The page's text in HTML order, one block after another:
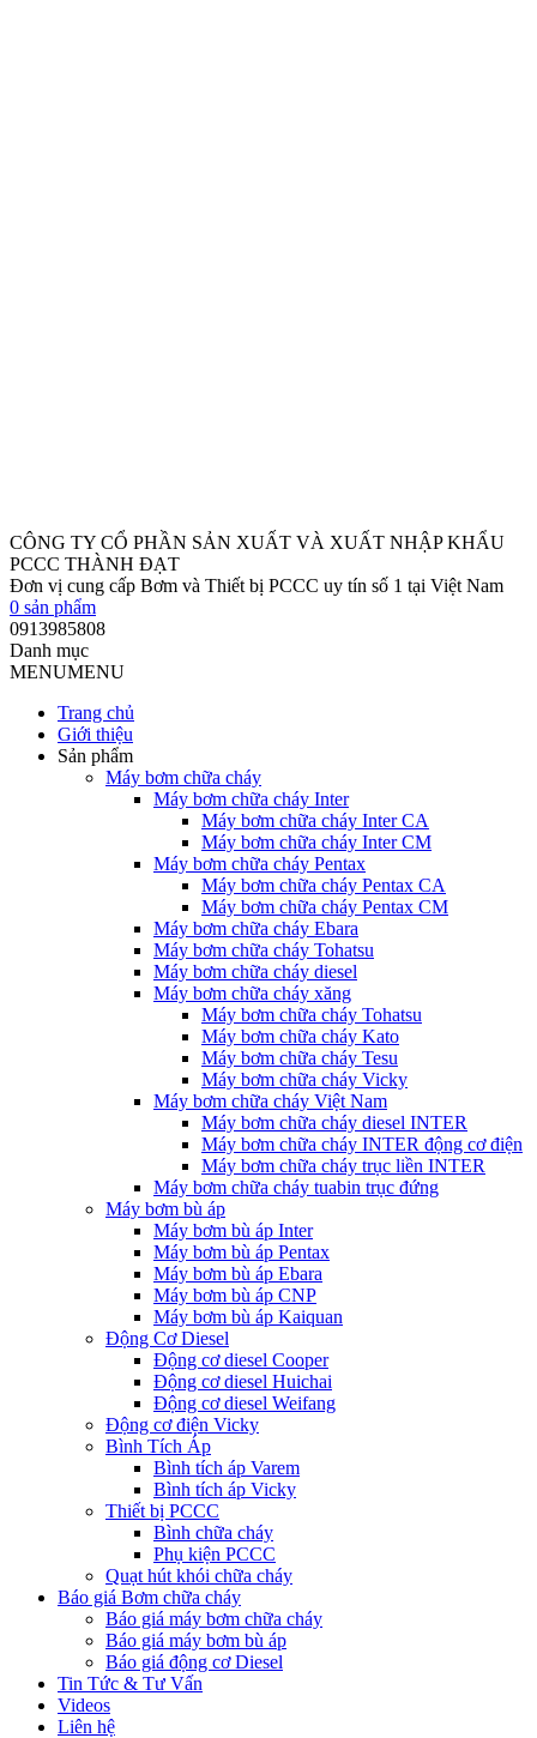
CÔNG TY CỔ PHẦN SẢN XUẤT VÀ XUẤT NHẬP KHẨU
PCCC THÀNH ĐẠT
Đơn vị cung cấp Bơm và Thiết bị PCCC uy tín số 1 tại Việt Nam
0 sản phẩm
0913985808
Danh mục
MENUMENU
Trang chủ
Giới thiệu
Sản phẩm
Máy bơm chữa cháy
Máy bơm chữa cháy Inter
Máy bơm chữa cháy Inter CA
Máy bơm chữa cháy Inter CM
Máy bơm chữa cháy Pentax
Máy bơm chữa cháy Pentax CA
Máy bơm chữa cháy Pentax CM
Máy bơm chữa cháy Ebara
Máy bơm chữa cháy Tohatsu
Máy bơm chữa cháy diesel
Máy bơm chữa cháy xăng
Máy bơm chữa cháy Tohatsu
Máy bơm chữa cháy Kato
Máy bơm chữa cháy Tesu
Máy bơm chữa cháy Vicky
Máy bơm chữa cháy Việt Nam
Máy bơm chữa cháy diesel INTER
Máy bơm chữa cháy INTER động cơ điện
Máy bơm chữa cháy trục liền INTER
Máy bơm chữa cháy tuabin trục đứng
Máy bơm bù áp
Máy bơm bù áp Inter
Máy bơm bù áp Pentax
Máy bơm bù áp Ebara
Máy bơm bù áp CNP
Máy bơm bù áp Kaiquan
Động Cơ Diesel
Động cơ diesel Cooper
Động cơ diesel Huichai
Động cơ diesel Weifang
Động cơ điện Vicky
Bình Tích Áp
Bình tích áp Varem
Bình tích áp Vicky
Thiết bị PCCC
Bình chữa cháy
Phụ kiện PCCC
Quạt hút khói chữa cháy
Báo giá Bơm chữa cháy
Báo giá máy bơm chữa cháy
Báo giá máy bơm bù áp
Báo giá động cơ Diesel
Tin Tức & Tư Vấn
Videos
Liên hệ